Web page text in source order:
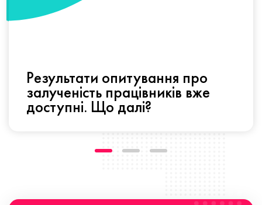
Результати опитування про
залученість працівників вже
доступні. Що далі?